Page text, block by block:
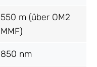
550 m (über OM2
MMF)
850 nm